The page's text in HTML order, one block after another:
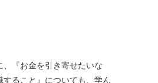
、『お金を引き寄せたいな
すること』についても、学ん